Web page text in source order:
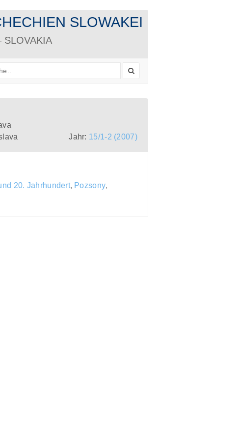
SLOWAKEI
SLOVAKIA
Jahr: 15/1-2 (2007)
20. Jahrhundert, Pozsony,